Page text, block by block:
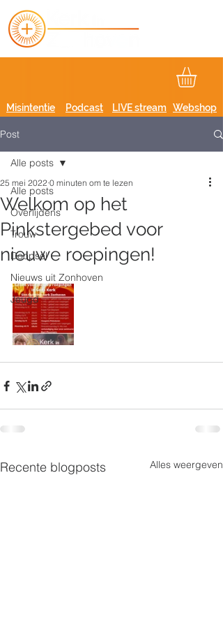
Podcast
Misintentie LIVE stream Webshop
Post
Alle posts
Overlijdens
Trouw
Doopsel
Nieuws uit Zonhoven
Jeugd
Alle posts
Welkom op het
Pinkstergebed voor
nieuwe roepingen!
25 mei 2022 0 minuten om te lezen
Recente blogposts Alles weergeven